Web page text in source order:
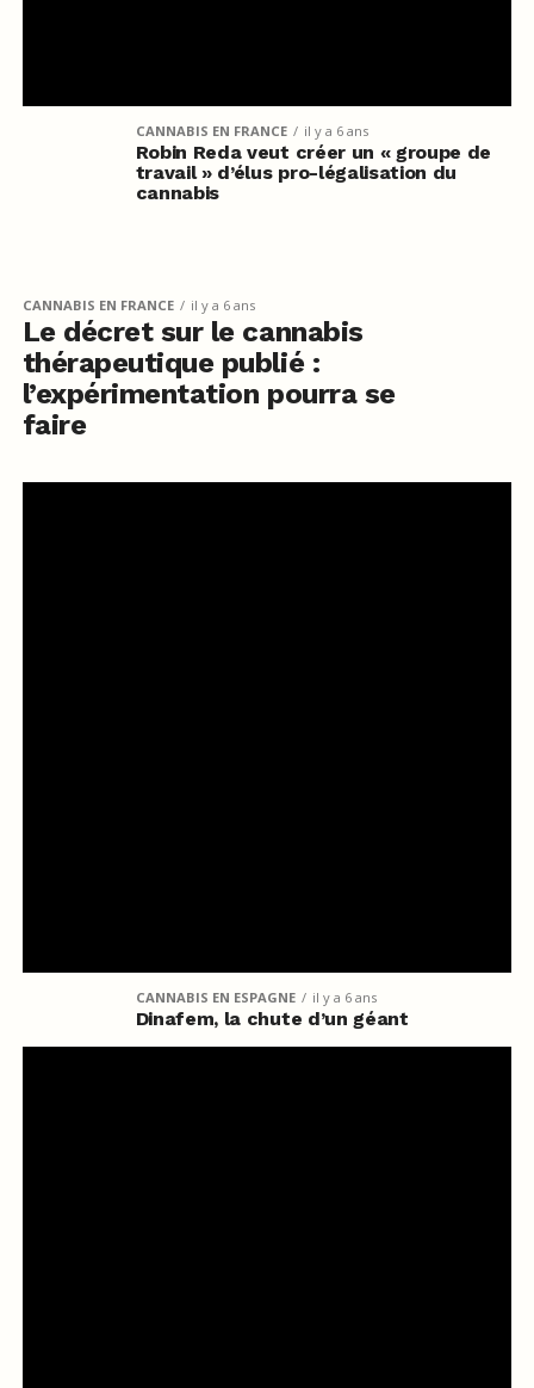
CANNABIS EN FRANCE il y a 6 ans
Robin Reda veut créer un « groupe de
travail » d’élus pro-légalisation du
cannabis
CANNABIS EN FRANCE il y a 6 ans
Le décret sur le cannabis
thérapeutique publié :
l’expérimentation pourra se
faire
CANNABIS EN ESPAGNE il y a 6 ans
Dinafem, la chute d’un géant